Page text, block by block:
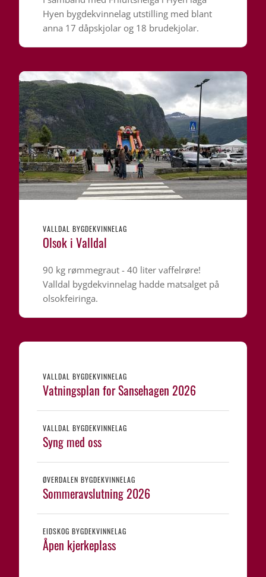
Hyen bygdekvinnelag utstilling med blant
anna 17 dåpskjolar og 18 brudekjolar.
VALLDAL BYGDEKVINNELAG
Olsok i Valldal
90 kg rømmegraut - 40 liter vaffelrøre!
Valldal bygdekvinnelag hadde matsalget på
olsokfeiringa.
VALLDAL BYGDEKVINNELAG
Vatningsplan for Sansehagen 2026
VALLDAL BYGDEKVINNELAG
Syng med oss
ØVERDALEN BYGDEKVINNELAG
Sommeravslutning 2026
EIDSKOG BYGDEKVINNELAG
Åpen kjerkeplass